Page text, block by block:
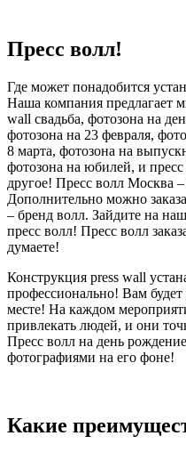
Пресс волл!
Где может понадобится
Наша компания предлагает
wall свадьба, фотозона на
фотозона на 23 февраля,
8 марта, фотозона на
фотозона на юбилей, и
другое! Пресс волл Москва
Дополнительно можно
– бренд волл. Зайдите на
пресс волл! Пресс волл
думаете!
Конструкция press wall
профессионально! Вам
месте! На каждом
привлекать людей, и они
Пресс волл на день
фотографиями на его фоне!
Какие